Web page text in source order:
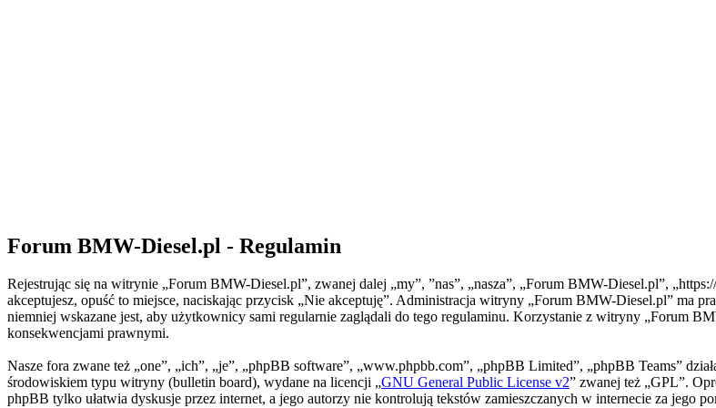
Forum BMW-Diesel.pl - Regulamin
Rejestrując się na witrynie „Forum BMW-Diesel.pl”, zwanej dalej „my”, ”nas”, „nasza”, „Forum BMW-Diesel.pl”,
akceptujesz, opuść to miejsce, naciskając przycisk „Nie akceptuję”. Administracja witryny „Forum BMW-Diesel.pl” ma
niemniej wskazane jest, aby użytkownicy sami regularnie zaglądali do tego regulaminu. Korzystanie z witryny „Forum
konsekwencjami prawnymi.
Nasze fora zwane też „one”, „ich”, „je”, „phpBB software”, „www.phpbb.com”, „phpBB Limited”, „phpBB Teams”
środowiskiem typu witryny (bulletin board), wydane na licencji „GNU General Public License v2” zwanej też „GPL”.
phpBB tylko ułatwia dyskusje przez internet, a jego autorzy nie kontrolują tekstów zamieszczanych w internecie za jego